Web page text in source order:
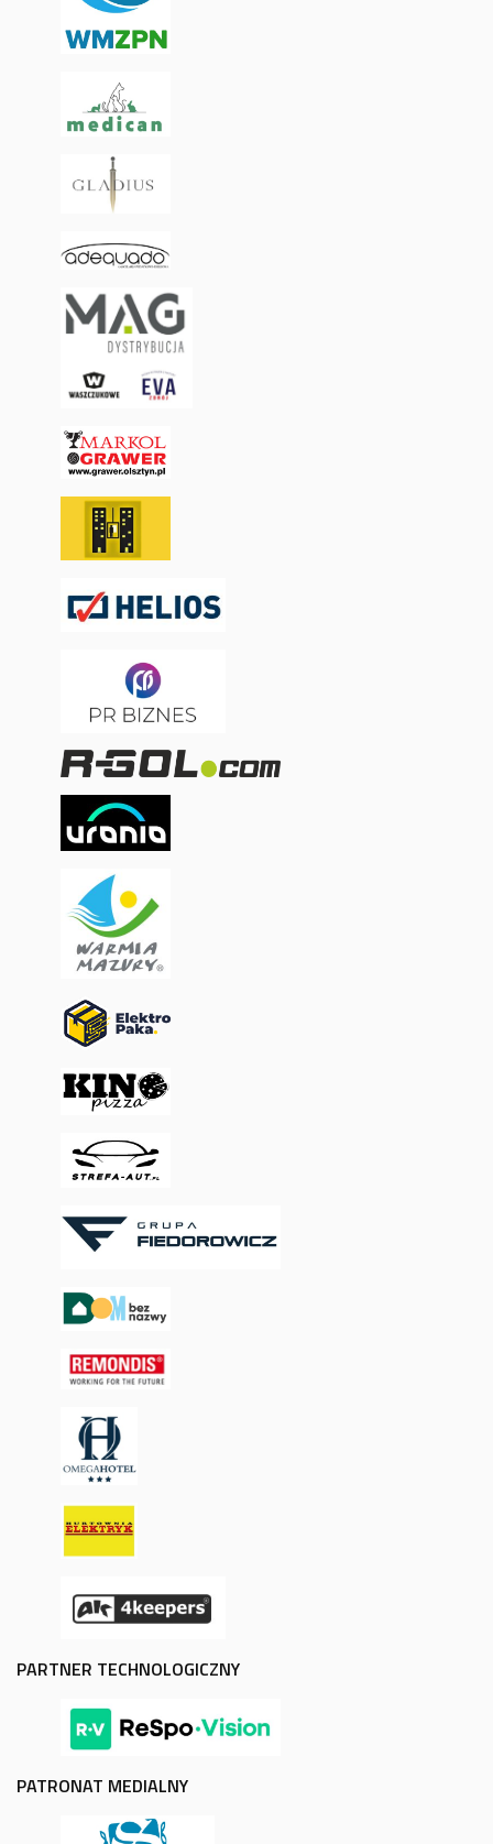
PARTNER TECHNOLOGICZNY
PATRONAT MEDIALNY